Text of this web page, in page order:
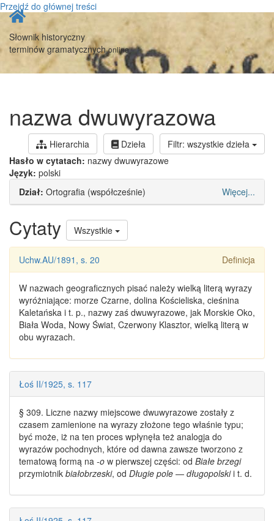
Przejdź do głównej treści
Strona
główna
Słownik historyczny
terminów gramatycznychonline
nazwa dwuwyrazowa
Hierarchia Dzieła
Filtr: wszystkie dzieła
Hasło w cytatach: nazwy dwuwyrazowe
Język: polski
Dział: Ortografia (współcześnie) Więcej...
Cytaty Wszystkie
Uchw.AU/1891, s. 20 Definicja
W nazwach geograficznych pisać należy wielką literą wyrazy
wyróżniające: morze Czarne, dolina Kościeliska, cieśnina
Kaletańska i t. p., nazwy zaś dwuwyrazowe, jak Morskie Oko,
Biała Woda, Nowy Świat, Czerwony Klasztor, wielką literą w
obu wyrazach.
Łoś II/1925, s. 117
§ 309. Liczne nazwy miejscowe dwuwyrazowe zostały z
czasem zamienione na wyrazy złożone tego właśnie typu;
być może, iż na ten proces wpłynęła też analogja do
wyrazów pochodnych, które od dawna zawsze tworzono z
tematową formą na -o w pierwszej części: od Białe brzegi
przymiotnik białobrzeski, od Długie pole — długopolskii t. d.